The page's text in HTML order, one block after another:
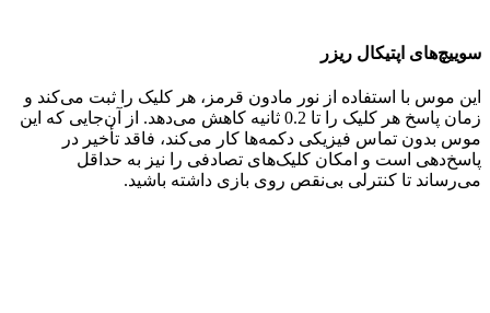
سوییچ‌های اپتیکال ریزر
این موس با استفاده از نور مادون قرمز، هر کلیک را ثبت می‌کند و
زمان پاسخ هر کلیک را تا 0.2 ثانیه کاهش می‌دهد. از آن‌جایی که این
موس بدون تماس فیزیکی دکمه‌ها کار می‌کند، فاقد تأخیر در
پاسخ‌دهی است و امکان کلیک‌های تصادفی را نیز به حداقل
می‌رساند تا کنترلی بی‌نقص روی بازی داشته باشید.